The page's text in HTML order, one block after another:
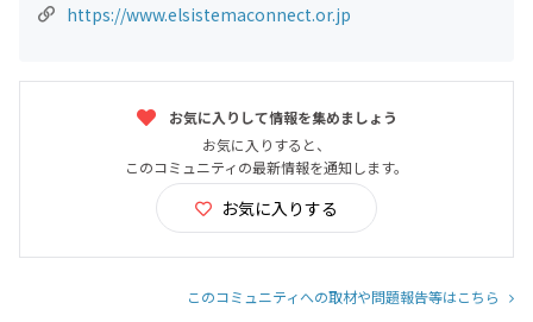
https://www.elsistemaconnect.or.jp
お気に入りして情報を集めましょう
お気に入りすると、
このコミュニティの最新情報を通知します。
お気に入りする
このコミュニティへの取材や問題報告等はこちら